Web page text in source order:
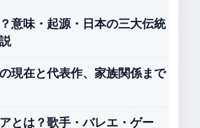
意味・起源・日本の三大伝統
現在と代表作、家族関係まで
とは？歌手・バレエ・ゲー